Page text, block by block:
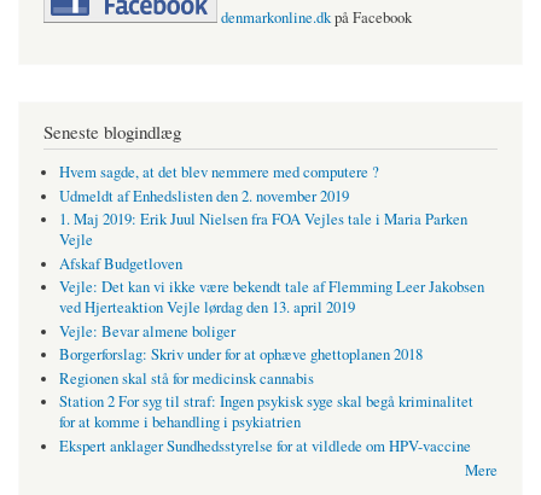
denmarkonline.dkpå Facebook
Seneste blogindlæg
Hvem sagde, at det blev nemmere med computere ?
Udmeldt af Enhedslisten den 2. november 2019
1. Maj 2019: Erik Juul Nielsen fra FOA Vejles tale i Maria Parken
Vejle
Afskaf Budgetloven
Vejle: Det kan vi ikke være bekendt tale af Flemming Leer Jakobsen
ved Hjerteaktion Vejle lørdag den 13. april 2019
Vejle: Bevar almene boliger
Borgerforslag: Skriv under for at ophæve ghettoplanen 2018
Regionen skal stå for medicinsk cannabis
Station 2 For syg til straf: Ingen psykisk syge skal begå kriminalitet
for at komme i behandling i psykiatrien
Ekspert anklager Sundhedsstyrelse for at vildlede om HPV-vaccine
Mere